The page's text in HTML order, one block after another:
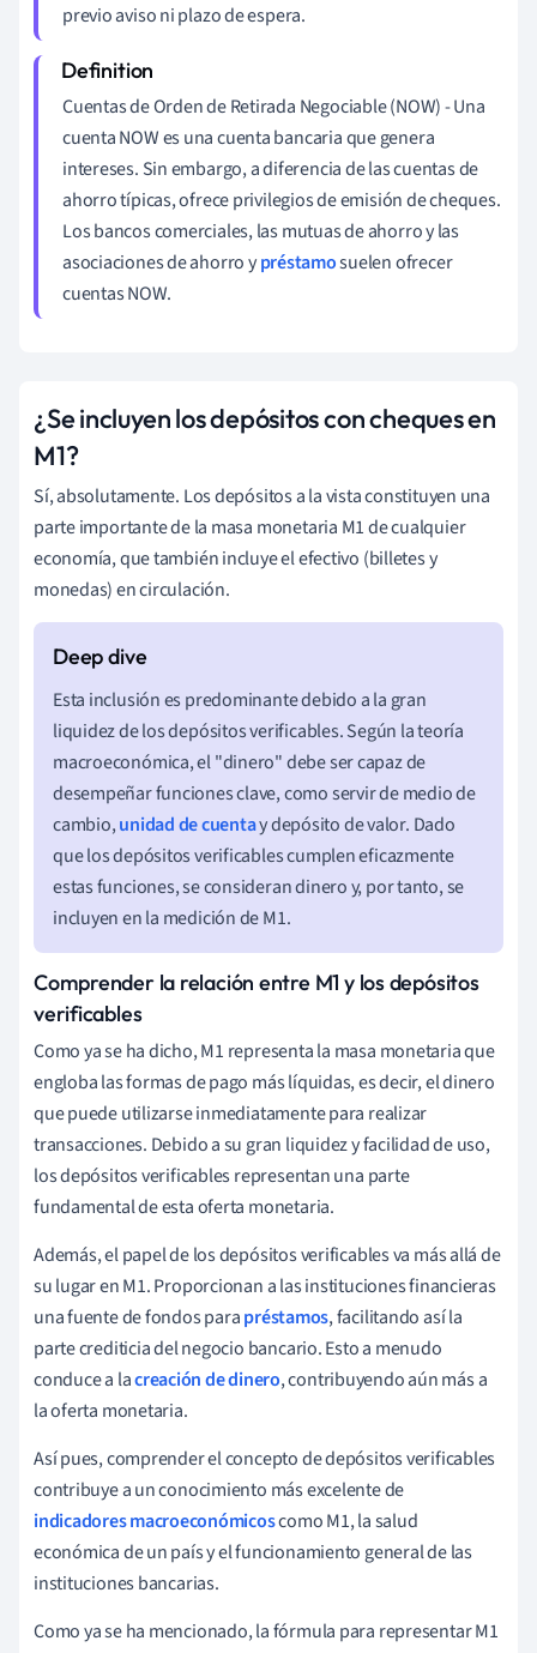
previo aviso ni plazo de espera.
Cuentas de Orden de Retirada Negociable (NOW) - Una
cuenta NOW es una cuenta bancaria que genera
intereses. Sin embargo, a diferencia de las cuentas de
ahorro típicas, ofrece privilegios de emisión de cheques.
Los bancos comerciales, las mutuas de ahorro y las
asociaciones de ahorro ypréstamosuelen ofrecer
cuentas NOW.
¿Se incluyen los depósitos con cheques en
M1?
Sí, absolutamente. Los depósitos a la vista constituyen una
parte importante de la masa monetaria M1 de cualquier
economía, que también incluye el efectivo (billetes y
monedas) en circulación.
Esta inclusión es predominante debido a la gran
liquidez de los depósitos verificables. Según la teoría
macroeconómica, el "dinero" debe ser capaz de
desempeñar funciones clave, como servir de medio de
cambio,unidad de cuentay depósito de valor. Dado
que los depósitos verificables cumplen eficazmente
estas funciones, se consideran dinero y, por tanto, se
incluyen en la medición de M1.
Comprender la relación entre M1 y los depósitos
verificables
Como ya se ha dicho, M1 representa la masa monetaria que
engloba las formas de pago más líquidas, es decir, el dinero
que puede utilizarse inmediatamente para realizar
transacciones. Debido a su gran liquidez y facilidad de uso,
los depósitos verificables representan una parte
fundamental de esta oferta monetaria.
Además, el papel de los depósitos verificables va más allá de
su lugar en M1. Proporcionan a las instituciones financieras
una fuente de fondos parapréstamos, facilitando así la
parte crediticia del negocio bancario. Esto a menudo
conduce a lacreación de dinero, contribuyendo aún más a
la oferta monetaria.
Así pues, comprender el concepto de depósitos verificables
contribuye a un conocimiento más excelente de
indicadores macroeconómicoscomo M1, la salud
económica de un país y el funcionamiento general de las
instituciones bancarias.
Como ya se ha mencionado, la fórmula para representar M1